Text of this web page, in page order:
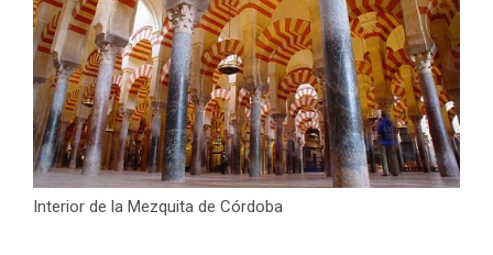
Interior de la Mezquita de Córdoba